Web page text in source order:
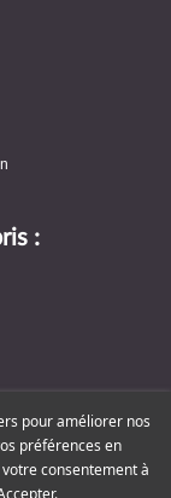
:
pour améliorer nos
préférences en
consentement à